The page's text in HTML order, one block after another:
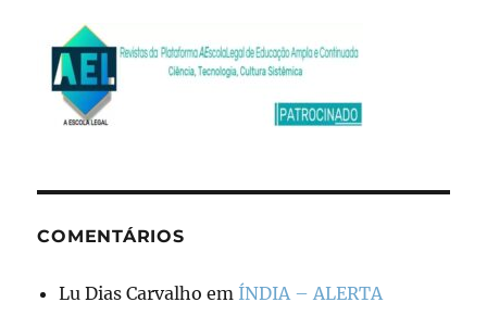
COMENTÁRIOS
Lu Dias Carvalho em ÍNDIA – ALERTA